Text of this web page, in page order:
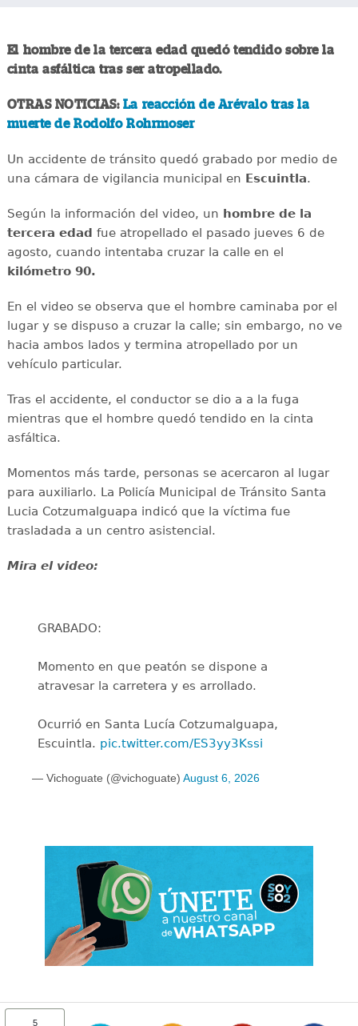
El hombre de la tercera edad quedó tendido sobre la
cinta asfáltica tras ser atropellado.
OTRAS NOTICIAS: La reacción de Arévalo tras la
muerte de Rodolfo Rohrmoser
Un accidente de tránsito quedó grabado por medio de
una cámara de vigilancia municipal en Escuintla.
Según la información del video, un hombre de la
tercera edad fue atropellado el pasado jueves 6 de
agosto, cuando intentaba cruzar la calle en el
kilómetro 90.
En el video se observa que el hombre caminaba por el
lugar y se dispuso a cruzar la calle; sin embargo, no ve
hacia ambos lados y termina atropellado por un
vehículo particular.
Tras el accidente, el conductor se dio a a la fuga
mientras que el hombre quedó tendido en la cinta
asfáltica.
Momentos más tarde, personas se acercaron al lugar
para auxiliarlo. La Policía Municipal de Tránsito Santa
Lucia Cotzumalguapa indicó que la víctima fue
trasladada a un centro asistencial.
Mira el video:
GRABADO:
Momento en que peatón se dispone a
atravesar la carretera y es arrollado.
Ocurrió en Santa Lucía Cotzumalguapa,
Escuintla. pic.twitter.com/ES3yy3Kssi
— Vichoguate (@vichoguate) August 6, 2026
5